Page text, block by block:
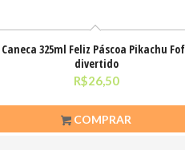
Caneca 325ml Feliz Páscoa Pikachu
divertido
R$26,50
COMPRAR